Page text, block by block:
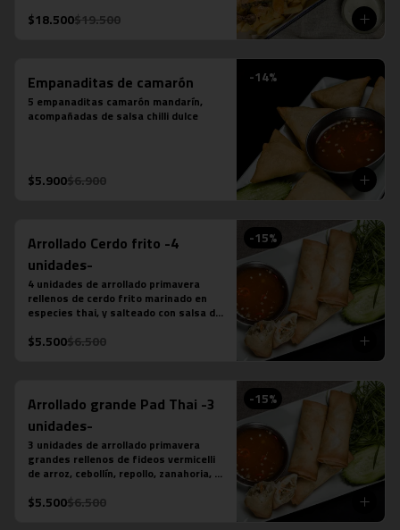
$18.500$19.500
-14%
Empanaditas de camarón
5 empanaditas camarón mandarín,
acompañadas de salsa chilli dulce
$5.900$6.900
-15%
Arrollado Cerdo frito -4
unidades-
4 unidades de arrollado primavera
rellenos de cerdo frito marinado en
especies thai, y salteado con salsa de
acompañado de salsa chilli dulce.
$5.500$6.500
-15%
Arrollado grande Pad Thai -3
unidades-
3 unidades de arrollado primavera
grandes rellenos de fideos vermicelli
de arroz, cebollín, repollo, zanahoria,
salsa chilli dulce
$5.500$6.500